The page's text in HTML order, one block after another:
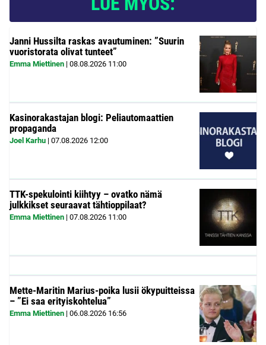
Janni Hussilta raskas avautuminen: ”Suurin
vuoristorata olivat tunteet”
Emma Miettinen | 08.08.2026 11:00
Kasinorakastajan blogi: Peliautomaattien
propaganda
Joel Karhu | 07.08.2026 12:00
TTK-spekulointi kiihtyy – ovatko nämä
julkkikset seuraavat tähtioppilaat?
Emma Miettinen | 07.08.2026 11:00
Mette-Maritin Marius-poika lusii ökypuitteissa
– ”Ei saa erityiskohtelua”
Emma Miettinen | 06.08.2026 16:56